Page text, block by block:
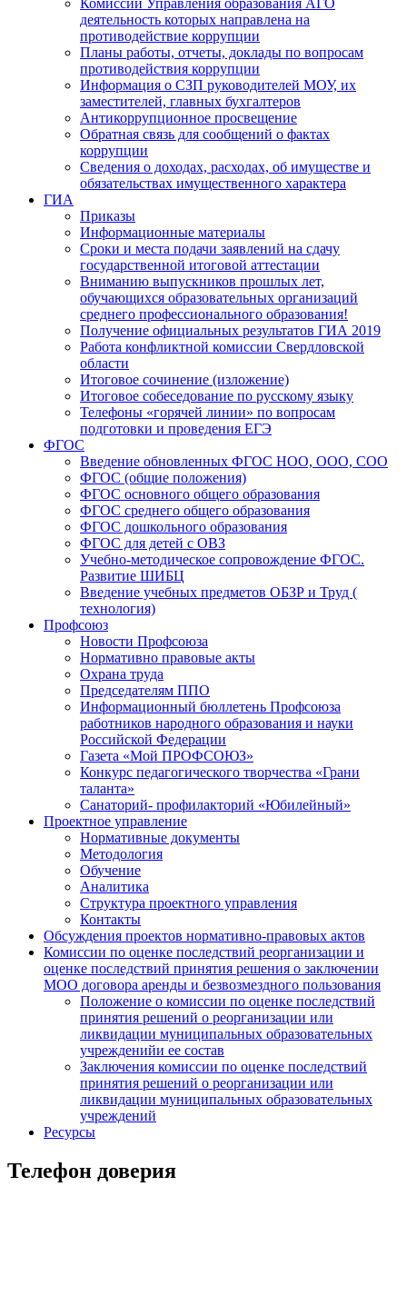
Комиссии Управления образования АГО
деятельность которых направлена на
противодействие коррупции
Планы работы, отчеты, доклады по вопросам
противодействия коррупции
Информация о СЗП руководителей МОУ, их
заместителей, главных бухгалтеров
Антикоррупционное просвещение
Обратная связь для сообщений о фактах
коррупции
Сведения о доходах, расходах, об имуществе и
обязательствах имущественного характера
ГИА
Приказы
Информационные материалы
Сроки и места подачи заявлений на сдачу
государственной итоговой аттестации
Вниманию выпускников прошлых лет,
обучающихся образовательных организаций
среднего профессионального образования!
Получение официальных результатов ГИА 2019
Работа конфликтной комиссии Свердловской
области
Итоговое сочинение (изложение)
Итоговое собеседование по русскому языку
Телефоны «горячей линии» по вопросам
подготовки и проведения ЕГЭ
ФГОС
Введение обновленных ФГОС НОО, ООО, СОО
ФГОС (общие положения)
ФГОС основного общего образования
ФГОС среднего общего образования
ФГОС дошкольного образования
ФГОС для детей с ОВЗ
Учебно-методическое сопровождение ФГОС.
Развитие ШИБЦ
Введение учебных предметов ОБЗР и Труд (
технология)
Профсоюз
Новости Профсоюза
Нормативно правовые акты
Охрана труда
Председателям ППО
Информационный бюллетень Профсоюза
работников народного образования и науки
Российской Федерации
Газета «Мой ПРОФСОЮЗ»
Конкурс педагогического творчества «Грани
таланта»
Санаторий- профилакторий «Юбилейный»
Проектное управление
Нормативные документы
Методология
Обучение
Аналитика
Структура проектного управления
Контакты
Обсуждения проектов нормативно-правовых актов
Комиссии по оценке последствий реорганизации и
оценке последствий принятия решения о заключении
МОО договора аренды и безвозмездного пользования
Положение о комиссии по оценке последствий
принятия решений о реорганизации или
ликвидации муниципальных образовательных
учрежденийи ее состав
Заключения комиссии по оценке последствий
принятия решений о реорганизации или
ликвидации муниципальных образовательных
учреждений
Ресурсы
Телефон доверия